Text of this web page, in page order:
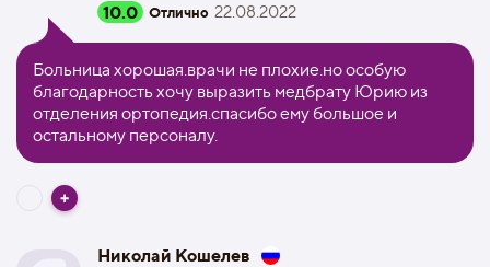
10.0 Отлично 22.08.2022
Больница хорошая.врачи не плохие.но особую
благодарность хочу выразить медбрату Юрию из
отделения ортопедия.спасибо ему большое и
остальному персоналу.
Николай Кошелев